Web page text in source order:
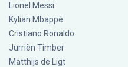
Lionel Messi
Kylian Mbappé
Cristiano Ronaldo
Jurriën Timber
Matthijs de Ligt